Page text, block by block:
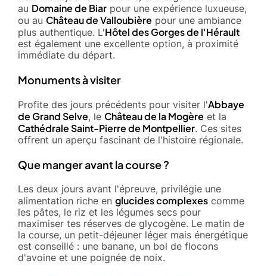
au Domaine de Biar pour une expérience luxueuse,
ou au Château de Valloubière pour une ambiance
plus authentique. L'Hôtel des Gorges de l'Hérault
est également une excellente option, à proximité
immédiate du départ.
Monuments à visiter
Profite des jours précédents pour visiter l'Abbaye
de Grand Selve, le Château de la Mogère et la
Cathédrale Saint-Pierre de Montpellier. Ces sites
offrent un aperçu fascinant de l'histoire régionale.
Que manger avant la course ?
Les deux jours avant l'épreuve, privilégie une
alimentation riche en glucides complexes comme
les pâtes, le riz et les légumes secs pour
maximiser tes réserves de glycogène. Le matin de
la course, un petit-déjeuner léger mais énergétique
est conseillé : une banane, un bol de flocons
d'avoine et une poignée de noix.